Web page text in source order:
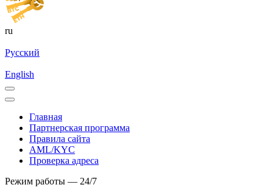
ru
Русский
English
Главная
Партнерская программа
Правила сайта
AML/KYC
Проверка адреса
Режим работы — 24/7